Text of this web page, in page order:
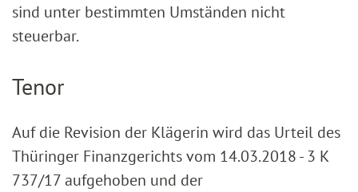
sind unter bestimmten Umständen nicht
steuerbar.
Tenor
Auf die Revision der Klägerin wird das Urteil des
Thüringer Finanzgerichts vom 14.03.2018 - 3 K
737/17 aufgehoben und der